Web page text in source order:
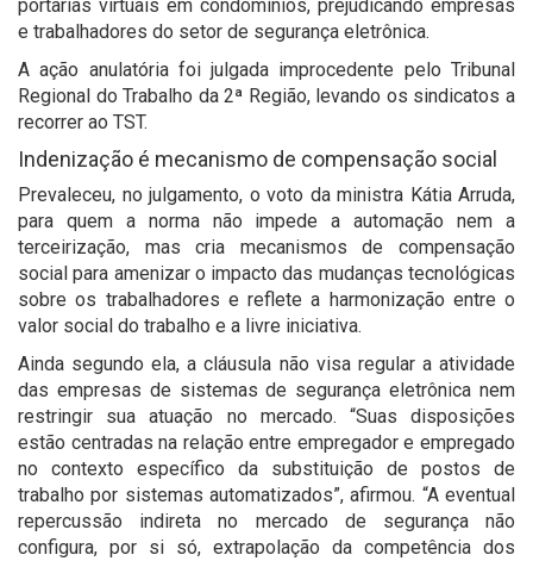
portarias virtuais em condomínios, prejudicando empresas
e trabalhadores do setor de segurança eletrônica.
A ação anulatória foi julgada improcedente pelo Tribunal
Regional do Trabalho da 2ª Região, levando os sindicatos a
recorrer ao TST.
Indenização é mecanismo de compensação social
Prevaleceu, no julgamento, o voto da ministra Kátia Arruda,
para quem a norma não impede a automação nem a
terceirização, mas cria mecanismos de compensação
social para amenizar o impacto das mudanças tecnológicas
sobre os trabalhadores e reflete a harmonização entre o
valor social do trabalho e a livre iniciativa.
Ainda segundo ela, a cláusula não visa regular a atividade
das empresas de sistemas de segurança eletrônica nem
restringir sua atuação no mercado. “Suas disposições
estão centradas na relação entre empregador e empregado
no contexto específico da substituição de postos de
trabalho por sistemas automatizados”, afirmou. “A eventual
repercussão indireta no mercado de segurança não
configura, por si só, extrapolação da competência dos